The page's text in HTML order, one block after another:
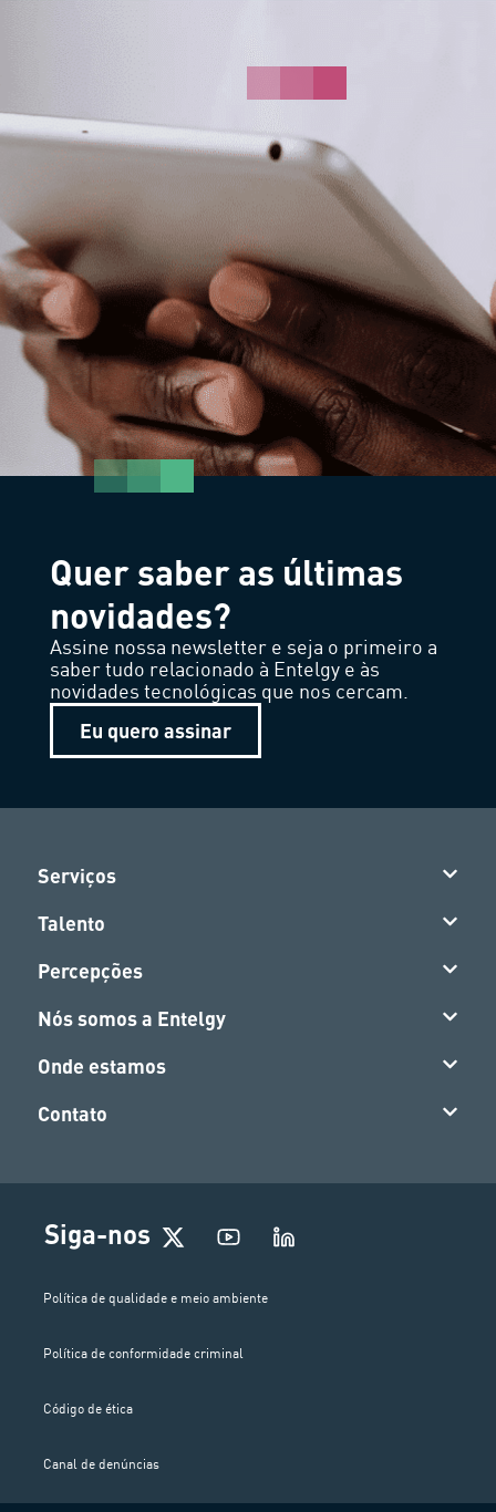
Quer saber as últimas
novidades?
Assine nossa newsletter e seja o primeiro a
saber tudo relacionado à Entelgy e às
novidades tecnológicas que nos cercam.
Eu quero assinar
Serviços
Talento
Percepções
Nós somos a Entelgy
Onde estamos
Contato
Siga-nos
Política de qualidade e meio ambiente
Política de conformidade criminal
Código de ética
Canal de denúncias